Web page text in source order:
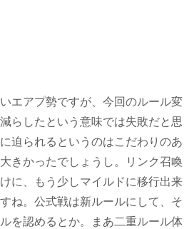
エアプ勢ですが、今回のルール変
らしたという意味では失敗だと思
迫られるというのはこだわりのあ
きかったでしょうし。リンク召喚
に、もう少しマイルドに移行出来
ね。公式戦は新ルールにして、そ
を認めるとか。まあ二重ルール体